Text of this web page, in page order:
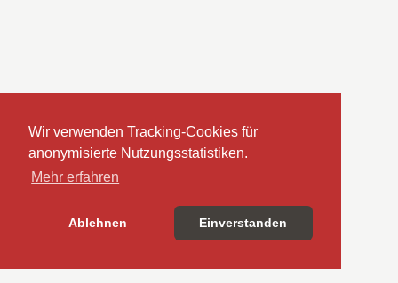
Wir verwenden Tracking-Cookies für
anonymisierte Nutzungsstatistiken.
Mehr erfahren
Ablehnen Einverstanden